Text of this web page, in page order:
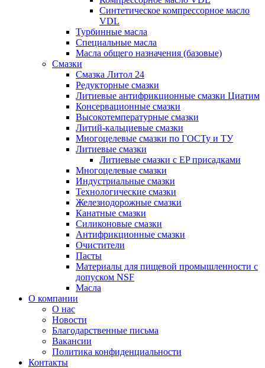
Синтетическое компрессорное масло
VDL
Турбинные масла
Специальные масла
Масла общего назначения (базовые)
Смазки
Смазка Литол 24
Редукторные смазки
Литиевые антифрикционные смазки Циатим
Консервационные смазки
Высокотемпературные смазки
Литий-кальциевые смазки
Многоцелевые смазки по ГОСТу и ТУ
Литиевые смазки
Литиевые смазки с EP присадками
Многоцелевые смазки
Индустриальные смазки
Технологические смазки
Железнодорожные смазки
Канатные смазки
Силиконовые смазки
Антифрикционные смазки
Очистители
Пасты
Материалы для пищевой промышленности с
допуском NSF
Масла
О компании
О нас
Новости
Благодарственные письма
Вакансии
Политика конфиденциальности
Контакты